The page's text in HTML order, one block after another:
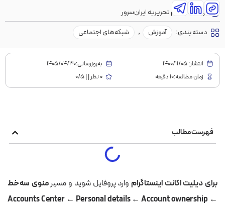
نویسنده:تیم تحریریه ایران‌سرور
دسته بندی:
آموزش , شبکه‌های اجتماعی
انتشار:1400/11/05
به‌روز‌رسانی:۱۴۰۵/۰۴/۳۰
زمان مطالعه:10 دقیقه
0 نظر | | 0/5
فهرست مطالب
برای دیلیت اکانت اینستاگرام وارد پروفایل شوید و مسیرمنوی سه‌خط
← Accounts Center ← Personal details ← Account ownership